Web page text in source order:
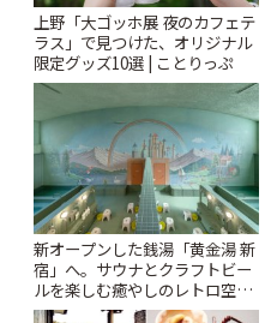
上野「大ゴッホ展 夜のカフェテ
ラス」で見つけた、オリジナル
限定グッズ10選 | ことりっぷ
新オープンした銭湯「黄金湯 新
宿」へ。サウナとクラフトビー
ルを楽しむ癒やしのレトロ空間
| ことりっぷ